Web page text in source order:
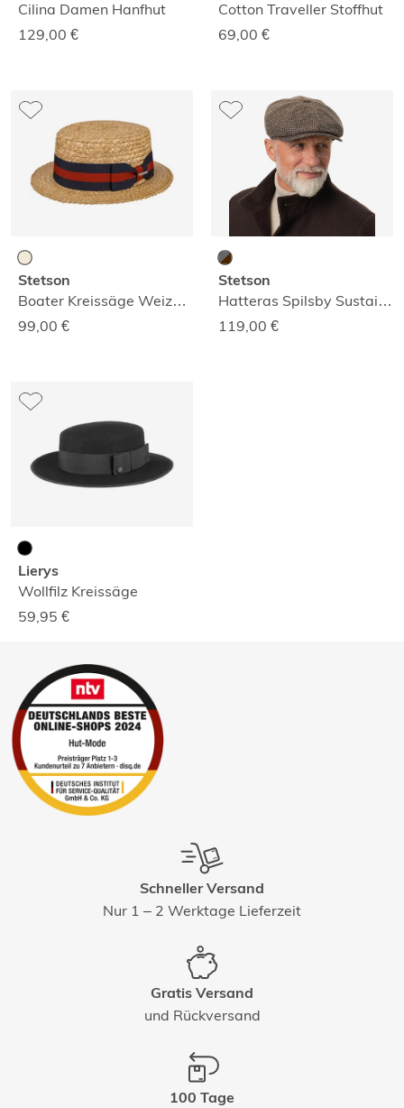
Cilina Damen Hanfhut
129,00 €
Cotton Traveller Stoffhut
69,00 €
Stetson
Boater Kreissäge Weizenstrohhut
99,00 €
Stetson
Hatteras Spilsby Sustainable Mütze
119,00 €
Lierys
Wollfilz Kreissäge
59,95 €
Schneller Versand
Nur 1 – 2 Werktage Lieferzeit
Gratis Versand
und Rückversand
100 Tage